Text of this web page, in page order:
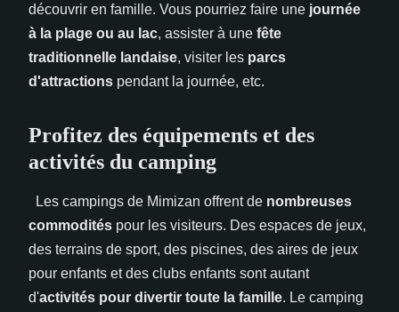
découvrir en famille. Vous pourriez faire une journée
à la plage ou au lac, assister à une fête
traditionnelle landaise, visiter les parcs
d'attractions pendant la journée, etc.
Profitez des équipements et des
activités du camping
Les campings de Mimizan offrent de nombreuses
commodités pour les visiteurs. Des espaces de jeux,
des terrains de sport, des piscines, des aires de jeux
pour enfants et des clubs enfants sont autant
d'activités pour divertir toute la famille. Le camping